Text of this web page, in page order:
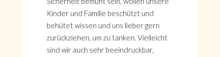
Kinder und Familie beschützt und
behütet wissen und uns lieber gern
zurückziehen, um zu tanken. Vielleicht
sind wir auch sehr beeindruckbar,